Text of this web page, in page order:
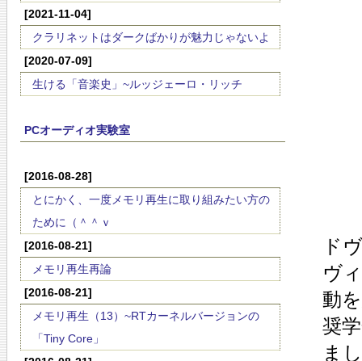
[2021-11-04]
クラリネットはダークばかりが魅力じゃないよ
[2020-07-09]
生ける「音楽史」~ルッジェーロ・リッチ
PCオーディオ実験室
[2016-08-28]
とにかく、一度メモリ再生に取り組みたい方の
ために（＾＾ｖ
[2016-08-21]
メモリ再生再論
[2016-08-21]
メモリ再生（13）~RTカーネルバージョンの
「Tiny Core」
ド
ヴ
動
奨
ま